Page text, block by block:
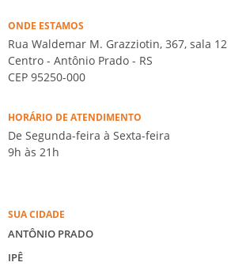
ONDE ESTAMOS
Rua Waldemar M. Grazziotin, 367, sala 12
Centro - Antônio Prado - RS
CEP 95250-000
HORÁRIO DE ATENDIMENTO
De Segunda-feira à Sexta-feira
9h às 21h
SUA CIDADE
ANTÔNIO PRADO
IPÊ